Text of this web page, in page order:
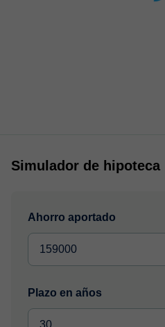
Simulador de hipoteca
Ahorro aportado
Plazo en años